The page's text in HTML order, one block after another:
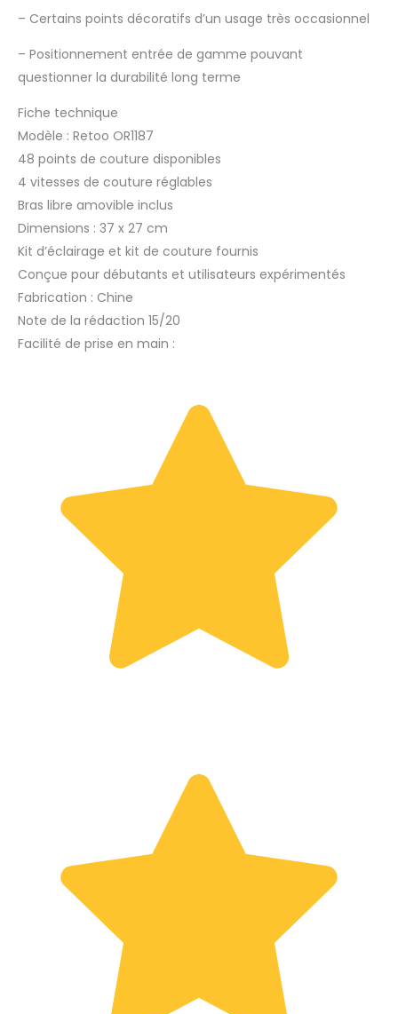
– Certains points décoratifs d’un usage très occasionnel
– Positionnement entrée de gamme pouvant
questionner la durabilité long terme
Fiche technique
Modèle : Retoo OR1187
48 points de couture disponibles
4 vitesses de couture réglables
Bras libre amovible inclus
Dimensions : 37 x 27 cm
Kit d’éclairage et kit de couture fournis
Conçue pour débutants et utilisateurs expérimentés
Fabrication : Chine
Note de la rédaction 15/20
Facilité de prise en main :